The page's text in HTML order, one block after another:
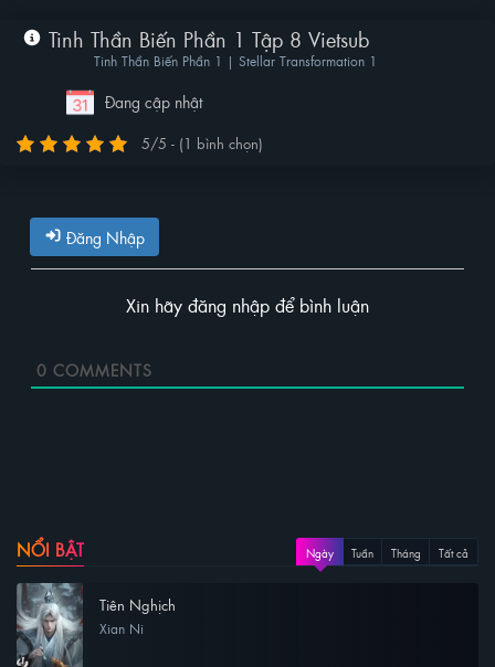
Tinh Thần Biến Phần 1 Tập 8 Vietsub
Tinh Thần Biến Phần 1 | Stellar Transformation 1
Đang cập nhật
5/5 - (1 bình chọn)
Đăng Nhập
Xin hãy đăng nhập để bình luận
0 COMMENTS
NỔI BẬT Ngày Tuần Tháng Tất cả
Tiên Nghịch
Xian Ni